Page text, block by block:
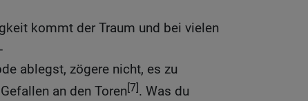
kommt der Traum und bei vielen
ablegst, zögere nicht, es zu
an den Toren[7]. Was du